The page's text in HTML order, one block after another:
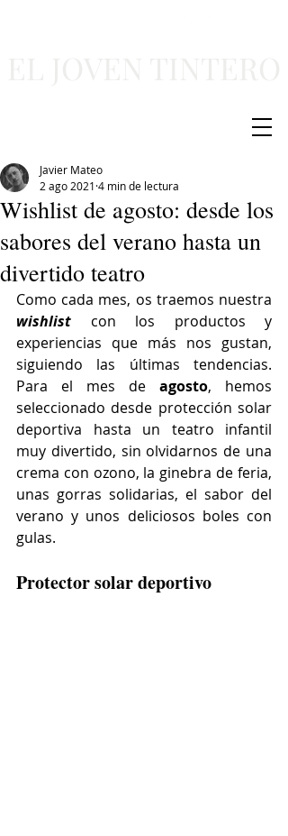
Wishlist de agosto: desde los
sabores del verano hasta un
divertido teatro
Javier Mateo
2 ago 2021 4 min de lectura
wishlist con los productos y
experiencias que más nos gustan,
siguiendo las últimas tendencias.
Para el mes de agosto, hemos
seleccionado desde protección solar
deportiva hasta un teatro infantil
muy divertido, sin olvidarnos de una
crema con ozono, la ginebra de feria,
unas gorras solidarias, el sabor del
verano y unos deliciosos boles con
gulas.
Protector solar deportivo